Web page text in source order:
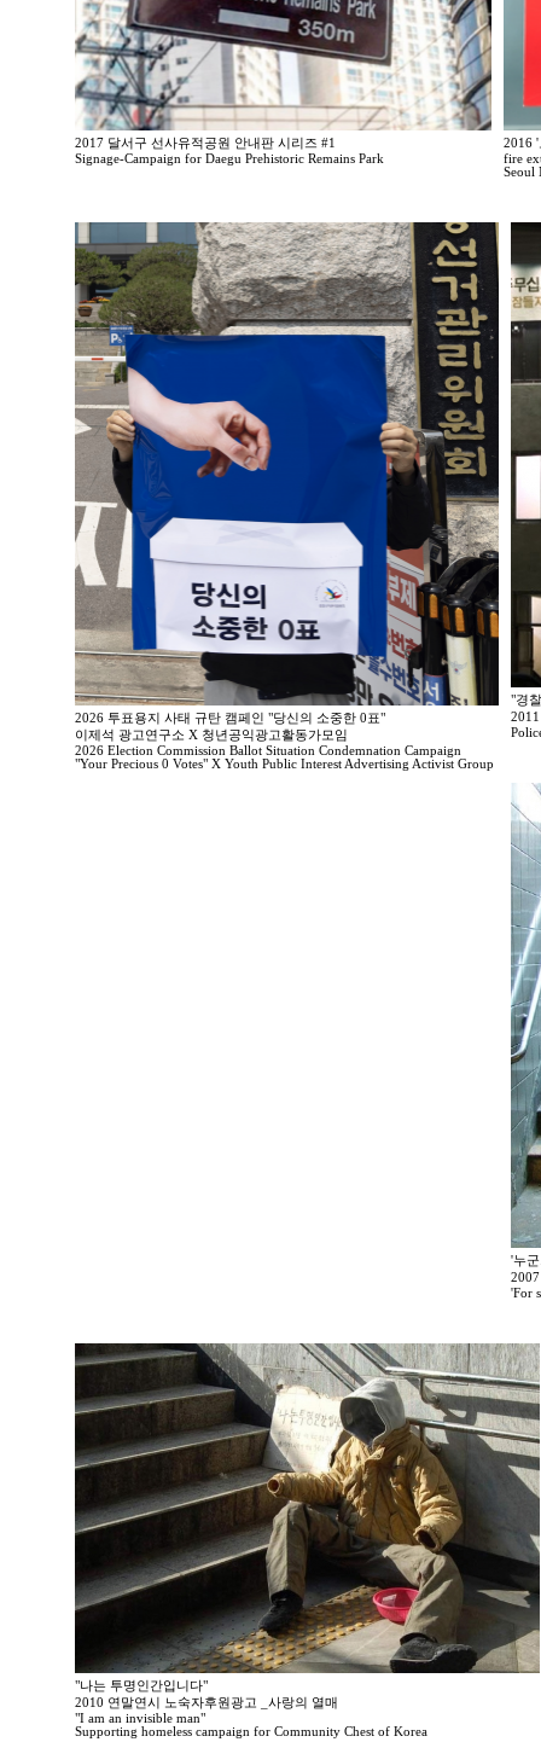
2017 달서구 선사유적공원 안내판 시리즈 #1
Signage-Campaign for Daegu Prehistoric Remains Park
2016
fire
Seoul
2026 투표용지 사태 규탄 캠페인 "당신의 소중한 0표"
이제석 광고연구소 X 청년공익광고활동가모임
2026 Election Commission Ballot Situation Condemnation Campaign
"Your Precious 0 Votes" X Youth Public Interest Advertising Activist Group
"경
'누
'For
"나는 투명인간입니다"
2010 연말연시 노숙자후원광고 _사랑의 열매
"I am an invisible man"
Supporting homeless campaign for Community Chest of Korea